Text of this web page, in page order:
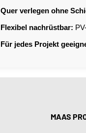
Quer verlegen ohne
Flexibel nachrüstbar:
Für jedes Projekt
MAAS